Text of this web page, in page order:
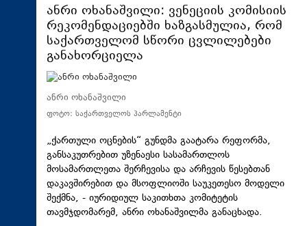
მსოფლიო
ჯანდაცვა
საზოგადოება
სამართალი
კულტურა
სპორტი
ტექნოლოგიები
ტაბლოიდი
ანრი ოხანაშვილი: ვენეციის კომისიის
რეკომენდაციებში ხაზგასმულია, რომ
საქართველომ სწორი ცვლილებები
განახორციელა
ანრი ოხანაშვილი
ფოტო: საქართველოს პარლამენტი
„ქართული ოცნების“ გუნდმა გაატარა რეფორმა,
განსაკუთრებით უზენაესი სასამართლოს
მოსამართლეთა შერჩევისა და არჩევის წესებთან
დაკავშირებით და მსოფლიოში საუკეთესო მოდელი
შექმნა, - იურიდიულ საკითხთა კომიტეტის
თავმჯდომარემ, ანრი ოხანაშვილმა განაცხადა.